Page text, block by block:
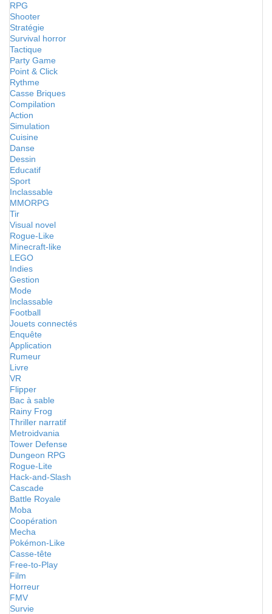
RPG
Shooter
Stratégie
Survival horror
Tactique
Party Game
Point & Click
Rythme
Casse Briques
Compilation
Action
Simulation
Cuisine
Danse
Dessin
Educatif
Sport
Inclassable
MMORPG
Tir
Visual novel
Rogue-Like
Minecraft-like
LEGO
Indies
Gestion
Mode
Inclassable
Football
Jouets connectés
Enquête
Application
Rumeur
Livre
VR
Flipper
Bac à sable
Rainy Frog
Thriller narratif
Metroidvania
Tower Defense
Dungeon RPG
Rogue-Lite
Hack-and-Slash
Cascade
Battle Royale
Moba
Coopération
Mecha
Pokémon-Like
Casse-tête
Free-to-Play
Film
Horreur
FMV
Survie